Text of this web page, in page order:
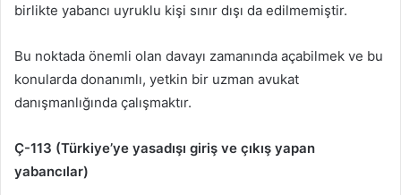
birlikte yabancı uyruklu kişi sınır dışı da edilmemiştir.
Bu noktada önemli olan davayı zamanında açabilmek ve bu
konularda donanımlı, yetkin bir uzman avukat
danışmanlığında çalışmaktır.
Ç-113 (Türkiye’ye yasadışı giriş ve çıkış yapan
yabancılar)